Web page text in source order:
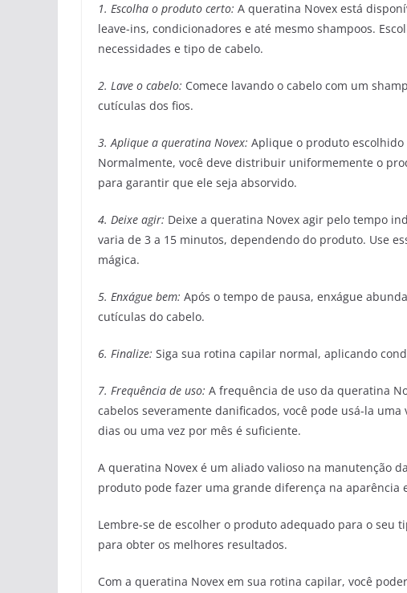
1. Escolha o produto certo: A queratina Novex está
leave-ins, condicionadores e até mesmo shampoos.
necessidades e tipo de cabelo.
2. Lave o cabelo: Comece lavando o cabelo com um
cutículas dos fios.
3. Aplique a queratina Novex: Aplique o produto
Normalmente, você deve distribuir uniformemente o
para garantir que ele seja absorvido.
4. Deixe agir: Deixe a queratina Novex agir pelo tempo
varia de 3 a 15 minutos, dependendo do produto. Use
mágica.
5. Enxágue bem: Após o tempo de pausa, enxágue
cutículas do cabelo.
6. Finalize: Siga sua rotina capilar normal, aplicando
7. Frequência de uso: A frequência de uso da queratina
cabelos severamente danificados, você pode usá-la
dias ou uma vez por mês é suficiente.
A queratina Novex é um aliado valioso na manutenção
produto pode fazer uma grande diferença na aparência
Lembre-se de escolher o produto adequado para o seu
para obter os melhores resultados.
Com a queratina Novex em sua rotina capilar, você